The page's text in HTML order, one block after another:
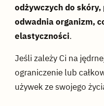
odżywczych do
odwadnia organizm,
elastyczności.
Jeśli zależy Ci na
ograniczenie lub
używek ze swojego